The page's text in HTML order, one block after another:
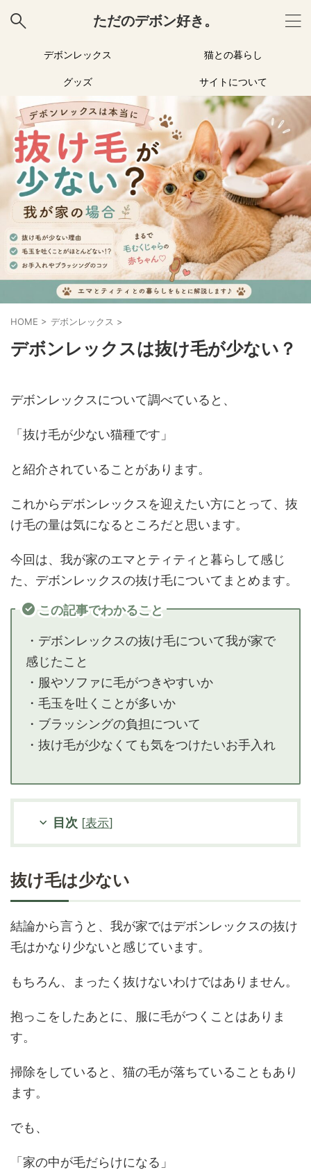
ただのデボン好き。
デボンレックス 猫との暮らし
グッズ サイトについて
HOME > デボンレックス >
デボンレックスは抜け毛が少ない？
デボンレックスについて調べていると、
「抜け毛が少ない猫種です」
と紹介されていることがあります。
これからデボンレックスを迎えたい方にとって、抜
け毛の量は気になるところだと思います。
今回は、我が家のエマとティティと暮らして感じ
た、デボンレックスの抜け毛についてまとめます。
この記事でわかること
・デボンレックスの抜け毛について我が家で
感じたこと
・服やソファに毛がつきやすいか
・毛玉を吐くことが多いか
・ブラッシングの負担について
・抜け毛が少なくても気をつけたいお手入れ
目次 [表示]
抜け毛は少ない
結論から言うと、我が家ではデボンレックスの抜け
毛はかなり少ないと感じています。
もちろん、まったく抜けないわけではありません。
抱っこをしたあとに、服に毛がつくことはありま
す。
掃除をしていると、猫の毛が落ちていることもあり
ます。
でも、
「家の中が毛だらけになる」